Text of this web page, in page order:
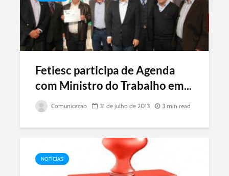
Fetiesc participa de Agenda
com Ministro do Trabalho em...
Comunicacao 31 de julho de 2013 3 min read
NOTÍCIAS